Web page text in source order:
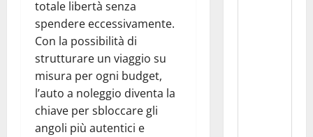
totale libertà senza
spendere eccessivamente.
Con la possibilità di
strutturare un viaggio su
misura per ogni budget,
l’auto a noleggio diventa la
chiave per sbloccare gli
angoli più autentici e